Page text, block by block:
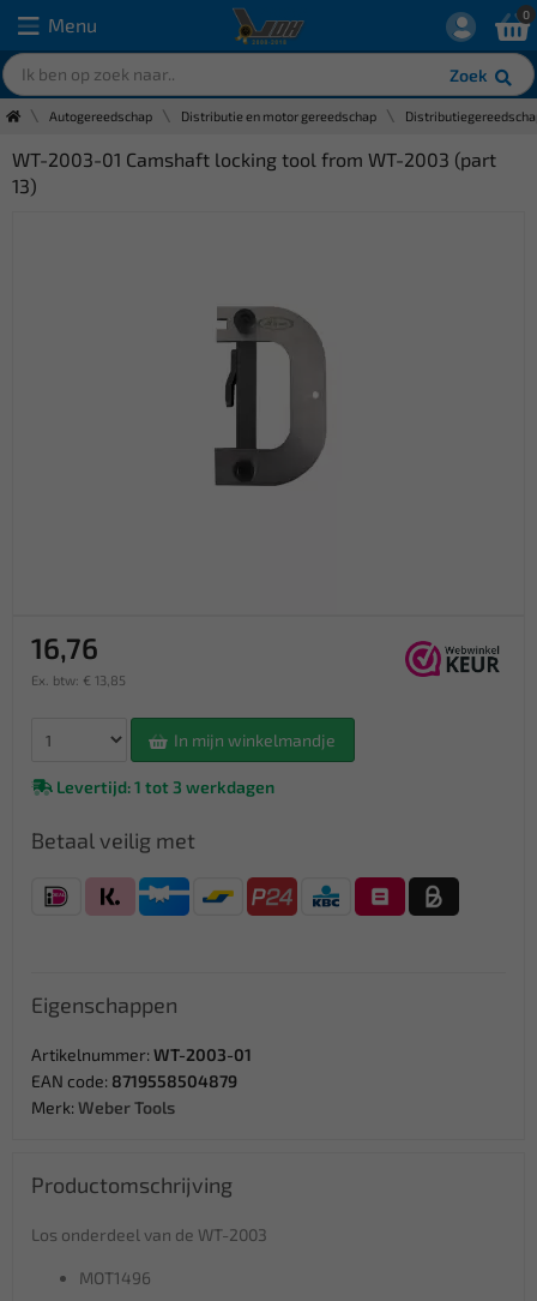
Menu
Zoek
0
Autogereedschap Distributie en motor gereedschap
WT-2003-01 Camshaft locking tool from WT-2003 (part
13)
16,76
Ex. btw: € 13,85
In mijn winkelmandje
Levertijd: 1 tot 3 werkdagen
Betaal veilig met
Eigenschappen
Artikelnummer: WT-2003-01
EAN code: 8719558504879
Merk: Weber Tools
Productomschrijving
Los onderdeel van de WT-2003
MOT1496